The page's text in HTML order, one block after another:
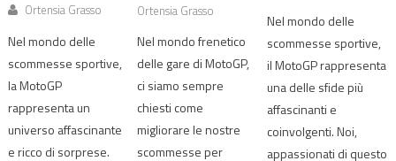
Ortensia Grasso
Nel mondo delle
scommesse sportive,
la MotoGP
rappresenta un
universo affascinante
e ricco di sorprese.
Ortensia Grasso
Nel mondo frenetico
delle gare di MotoGP,
ci siamo sempre
chiesti come
migliorare le nostre
scommesse per
Nel mondo delle
scommesse sportive,
il MotoGP rappresenta
una delle sfide più
affascinanti e
coinvolgenti. Noi,
appassionati di questo